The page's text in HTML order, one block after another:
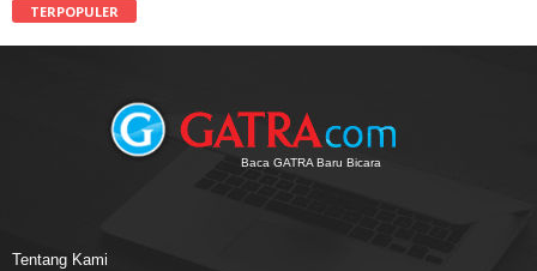
TERPOPULER
Baca GATRA Baru Bicara
Tentang Kami